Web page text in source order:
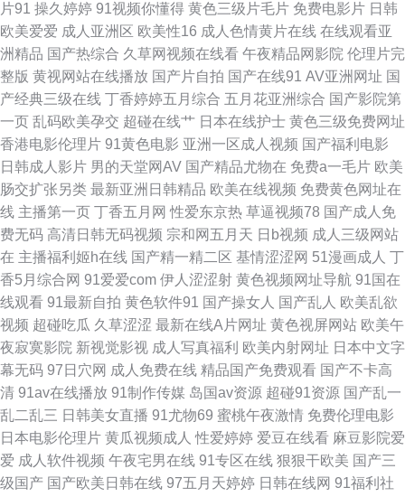
91豆花导航 岛国片免费 日韩无码剧场 91香蕉污污污 国产精品草草 欧美天天
好逼网 亚州午夜剧场 97超碰成人 福利人AV 美国骚极品极品 深夜福利美女
网站 99热欧美麻豆 韩国A级黄色 日本A∨ 伊人撸久久 超碰99人人妻 av大香
蕉久久 麻豆h片 91免费高清视频 国产欧美伊人 人妻熟女在线网址 91片子 国
产日韩欧美足交 欧洲精品久久 在线理论视频艹 传媒91伦理视频 麻豆性爱网
五月婷婷六月花 超碰在线个人 久久神马久久 亚洲三级片网 超碰草碰 久久免
费视频21 日韩中文在线观看 91网站在线入口 激情片在線 伊人精品福利视频
超碰在线人网播放 男同GAY内射 韩国无吗AV 午夜射AV 91超碰人人干 国产
嫖妓自拍 欧美专区第二页 伊人成人在线网 超碰av人人 九九热精品视频 日韩
无码观 av导航网址网站 精品毛片
片91 操久婷婷 91视频你懂得 黄色三级片毛片 免费电影片 日韩
欧美爱爱 成人亚洲区 欧美性16 成人色情黄片在线 在线观看亚
洲精品 国产热综合 久草网视频在线看 午夜精品网影院 伦理片完
整版 黄视网站在线播放 国产片自拍 国产在线91 AV亚洲网址 国
产经典三级在线 丁香婷婷五月综合 五月花亚洲综合 国产影院第
一页 乱码欧美孕交 超碰在线艹 日本在线护士 黄色三级免费网址
香港电影伦理片 91黄色电影 亚洲一区成人视频 国产福利电影
日韩成人影片 男的天堂网AV 国产精品尤物在 免费a一毛片 欧美
肠交扩张另类 最新亚洲日韩精品 欧美在线视频 免费黄色网址在
线 主播第一页 丁香五月网 性爱东京热 草逼视频78 国产成人免
费无码 高清日韩无码视频 宗和网五月天 日b视频 成人三级网站
在 主播福利姬h在线 国产精一精二区 基情涩涩网 51漫画成人 丁
香5月综合网 91爱爱com 伊人涩涩射 黄色视频网址导航 91国在
线观看 91最新自拍 黄色软件91 国产操女人 国产乱人 欧美乱欲
视频 超碰吃瓜 久草涩涩 最新在线A片网址 黄色视屏网站 欧美午
夜寂寞影院 新视觉影视 成人写真福利 欧美内射网址 日本中文字
幕无码 97日穴网 成人免费在线 精品国产免费观看 国产不卡高
清 91av在线播放 91制作传媒 岛国av资源 超碰91资源 国产乱一
乱二乱三 日韩美女直播 91尤物69 蜜桃午夜激情 免费伦理电影
日本电影伦理片 黄瓜视频成人 性爱婷婷 爱豆在线看 麻豆影院爱
爱 成人软件视频 午夜宅男在线 91专区在线 狠狠干欧美 国产三
级国产 国产欧美日韩在线 97五月天婷婷 日韩在线网 91福利社